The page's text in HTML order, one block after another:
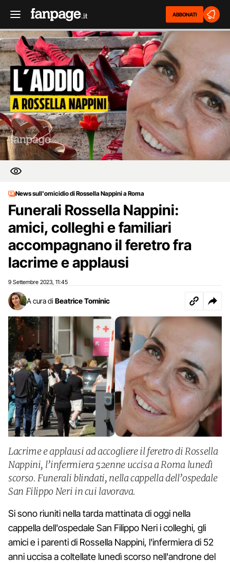
ABBONATI
News sull'omicidio di Rossella Nappini a Roma
Funerali Rossella Nappini:
amici, colleghi e familiari
accompagnano il feretro fra
lacrime e applausi
9 Settembre 2023 11:45
A cura di Beatrice Tominic
Lacrime e applausi ad accogliere il feretro di Rossella
Nappini, l’infermiera 52enne uccisa a Roma lunedì
scorso. Funerali blindati, nella cappella dell’ospedale
San Filippo Neri in cui lavorava.
Si sono riuniti nella tarda mattinata di oggi nella
cappella dell'ospedale San Filippo Neri i colleghi, gli
amici e i parenti di Rossella Nappini, l'infermiera di 52
anni uccisa a coltellate lunedì scorso nell'androne del